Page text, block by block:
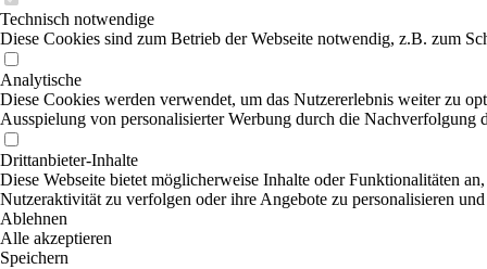
Technisch notwendige
Diese Cookies sind zum Betrieb der Webseite notwendig, z.B. zum
Analytische
Diese Cookies werden verwendet, um das Nutzererlebnis weiter zu
Ausspielung von personalisierter Werbung durch die Nachverfolgung
Drittanbieter-Inhalte
Diese Webseite bietet möglicherweise Inhalte oder Funktionalitäten
Nutzeraktivität zu verfolgen oder ihre Angebote zu personalisieren
Ablehnen
Alle akzeptieren
Speichern